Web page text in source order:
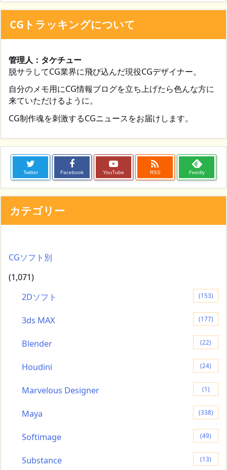
CGトラッキングについて
管理人：タケチュー
脱サラしてCG業界に飛び込んだ現役CGデザイナー。
自分のメモ用にCG情報ブログを立ち上げたら色んな方に
来ていただけるように。
CG制作魂を刺激するCGニュースをお届けします。
Twitter Facebook YouTube

RSS Feedly
カテゴリー
CGソフト別
(1,071)
2Dソフト
(153)
3ds MAX (177)
Blender (22)
Houdini (24)
Marvelous Designer (1)
Maya (338)
Softimage (49)
Substance (13)